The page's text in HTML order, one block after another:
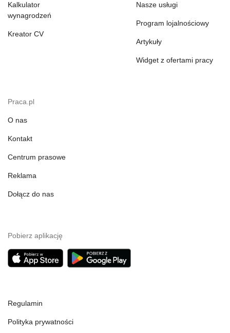
Kalkulator
wynagrodzeń
Kreator CV
Nasze usługi
Program lojalnościowy
Artykuły
Widget z ofertami pracy
Praca.pl
O nas
Kontakt
Centrum prasowe
Reklama
Dołącz do nas
Pobierz aplikację
Regulamin
Polityka prywatności